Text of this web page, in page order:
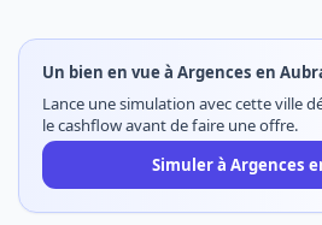
Un bien en vue à Argences en
Lance une simulation avec cette ville
le cashflow avant de faire une offre.
Simuler à Argences